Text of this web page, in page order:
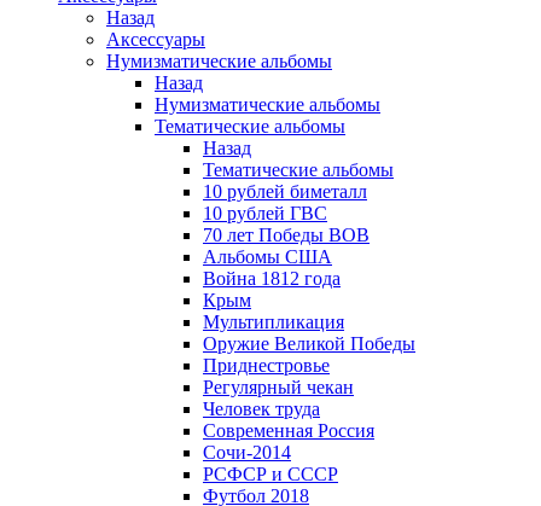
Назад
Аксессуары
Нумизматические альбомы
Назад
Нумизматические альбомы
Тематические альбомы
Назад
Тематические альбомы
10 рублей биметалл
10 рублей ГВС
70 лет Победы ВОВ
Альбомы США
Война 1812 года
Крым
Мультипликация
Оружие Великой Победы
Приднестровье
Регулярный чекан
Человек труда
Современная Россия
Сочи-2014
РСФСР и СССР
Футбол 2018